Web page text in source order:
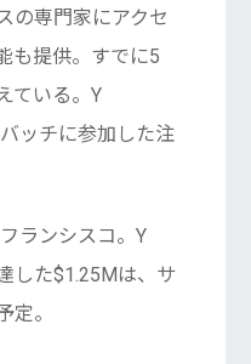
の専門家にアクセ
も提供。すでに5
ている。Y
ッチに参加した注
ランシスコ。Y
した$1.25Mは、サ
定。